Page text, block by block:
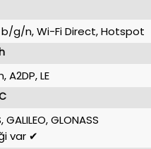
b/g/n, Wi-Fi Direct, Hotspot
A2DP, LE
GALILEO, GLONASS
var ✔